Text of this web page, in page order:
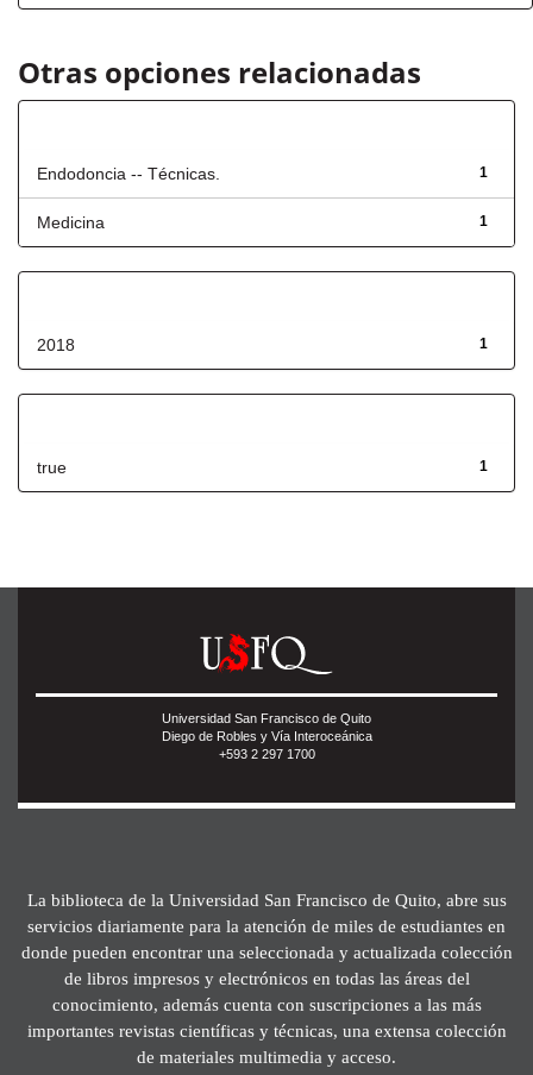
Otras opciones relacionadas
1
Endodoncia -- Técnicas.
1
Medicina
1
2018
1
true
Universidad San Francisco de Quito
Diego de Robles y Vía Interoceánica
+593 2 297 1700
La biblioteca de la Universidad San Francisco de Quito, abre sus
servicios diariamente para la atención de miles de estudiantes en
donde pueden encontrar una seleccionada y actualizada colección
de libros impresos y electrónicos en todas las áreas del
conocimiento, además cuenta con suscripciones a las más
importantes revistas científicas y técnicas, una extensa colección
de materiales multimedia y acceso.